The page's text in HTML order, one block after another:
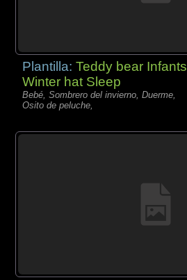
Plantilla:Teddy bear Infants
Winter hat Sleep
Bebé, Sombrero del invierno, Duerme,
Osito de peluche,